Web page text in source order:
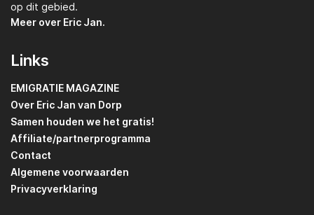
op dit gebied.
Meer over Eric Jan.
Links
EMIGRATIE MAGAZINE
Over Eric Jan van Dorp
Samen houden we het gratis!
Affiliate/partnerprogramma
Contact
Algemene voorwaarden
Privacyverklaring